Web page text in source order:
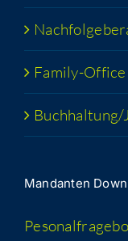
Fami­­ly-Office
Buchhaltung/​​
Man­dan­ten